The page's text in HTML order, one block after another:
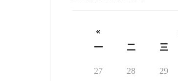
«
一
二 三
27 28 29